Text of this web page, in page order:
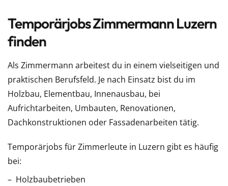
Temporärjobs Zimmermann Luzern
finden
Als Zimmermann arbeitest du in einem vielseitigen und
praktischen Berufsfeld. Je nach Einsatz bist du im
Holzbau, Elementbau, Innenausbau, bei
Aufrichtarbeiten, Umbauten, Renovationen,
Dachkonstruktionen oder Fassadenarbeiten tätig.
Temporärjobs für Zimmerleute in Luzern gibt es häufig
bei:
Holzbaubetrieben